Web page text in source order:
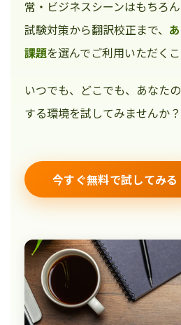
常・ビジネスシーンはもちろ
試験対策から翻訳校正まで、
課題を選んでご利用いただくこ
いつでも、どこでも、あなた
する環境を試してみませんか？
今すぐ無料で試してみる